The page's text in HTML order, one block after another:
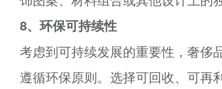
8、环保可持续性
考虑到可持续发展的重要性，奢侈
遵循环保原则。选择可回收、可再